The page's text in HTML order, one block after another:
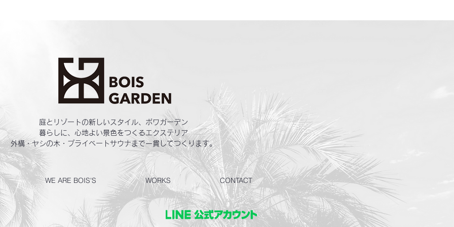
WE ARE BOIS'S WORKS CONTACT
庭とリゾートの新しいスタイル、ボワガーデン
暮らしに、心地よい景色をつくるエクステリア
外構・ヤシの木・プライベートサウナまで一貫してつくります。